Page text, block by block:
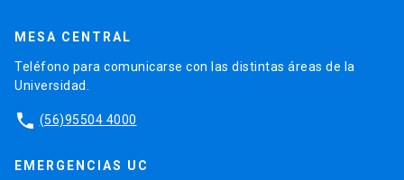
MESA CENTRAL
Teléfono para comunicarse con las distintas áreas de la
Universidad.
phone (56)95504 4000
EMERGENCIAS UC